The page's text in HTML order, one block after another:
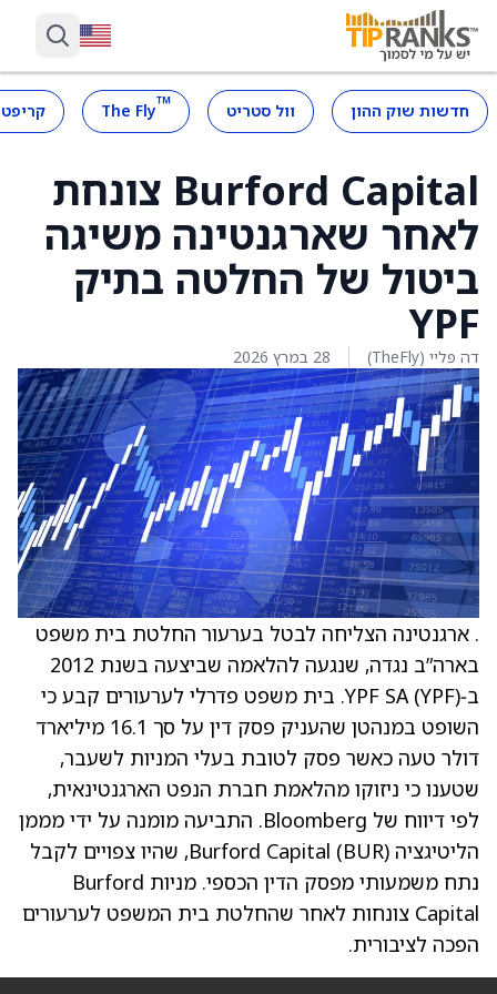
חדשות שוק ההון וול סטריט ™
The Fly
Burford Capital צונחת
לאחר שארגנטינה משיגה
ביטול של החלטה בתיק
YPF
דה פליי (TheFly) 28 במרץ 2026
. ארגנטינה הצליחה לבטל בערעור החלטת בית משפט
בארה”ב נגדה, שנגעה להלאמה שביצעה בשנת 2012
ב‑YPF SA (YPF). בית משפט פדרלי לערעורים קבע כי
השופט במנהטן שהעניק פסק דין על סך 16.1 מיליארד
דולר טעה כאשר פסק לטובת בעלי המניות לשעבר,
שטענו כי ניזוקו מהלאמת חברת הנפט הארגנטינאית,
לפי דיווח של Bloomberg. התביעה מומנה על ידי מממן
הליטיגציה Burford Capital (BUR), שהיו צפויים לקבל
נתח משמעותי מפסק הדין הכספי. מניות Burford
Capital צונחות לאחר שהחלטת בית המשפט לערעורים
הפכה לציבורית.